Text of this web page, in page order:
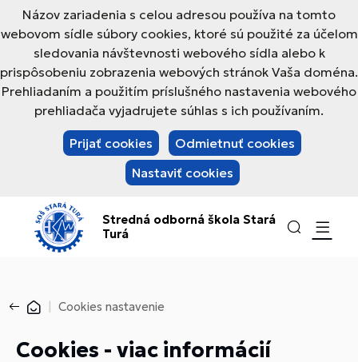
Názov zariadenia s celou adresou používa na tomto
webovom sídle súbory cookies, ktoré sú použité za účelom
sledovania návštevnosti webového sídla alebo k
prispôsobeniu zobrazenia webových stránok Vaša doména.
Prehliadaním a použitím príslušného nastavenia webového
prehliadača vyjadrujete súhlas s ich používaním.
Prijať cookies
Odmietnuť cookies
Nastaviť cookies
Stredná odborná škola Stará
Turá
Cookies nastavenie
Cookies - viac informácií